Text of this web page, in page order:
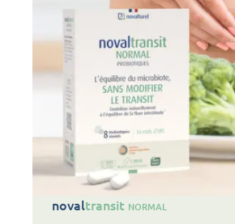
novaltransit NORMAL